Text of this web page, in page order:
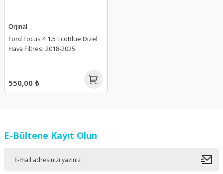
Orjinal
Ford Focus 4 1.5 EcoBlue Dizel
Hava Filtresi 2018-2025
550,00 ₺
E-Bültene Kayıt Olun